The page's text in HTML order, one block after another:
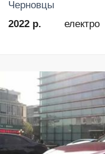
Черновцы
2022 р.
електро